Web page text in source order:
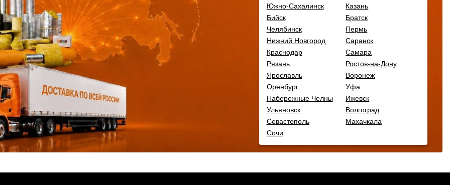
Южно-Сахалинск
Казань
Бийск
Братск
Челябинск
Пермь
Нижний Новгород
Саранск
Краснодар
Самара
Рязань
Ростов-на-Дону
Ярославль
Воронеж
Оренбург
Уфа
Набережные Челны
Ижевск
Ульяновск
Волгоград
Севастополь
Махачкала
Сочи